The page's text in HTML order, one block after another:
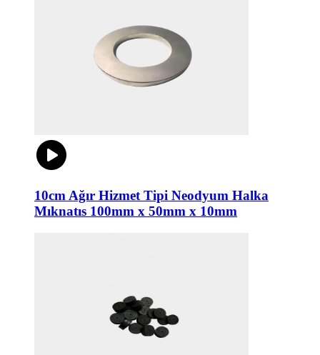
10cm Ağır Hizmet Tipi Neodyum Halka
Mıknatıs 100mm x 50mm x 10mm